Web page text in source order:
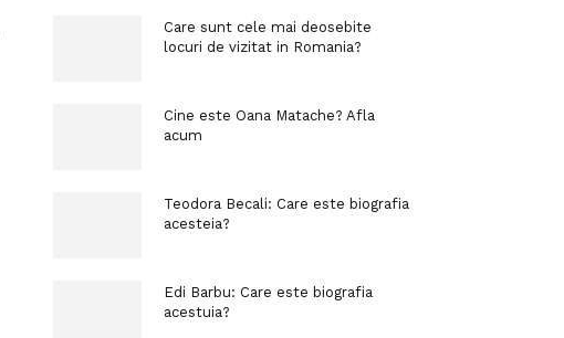
Care sunt cele mai deosebite
locuri de vizitat in Romania?
Cine este Oana Matache? Afla
acum
Teodora Becali: Care este biografia
acesteia?
Edi Barbu: Care este biografia
acestuia?